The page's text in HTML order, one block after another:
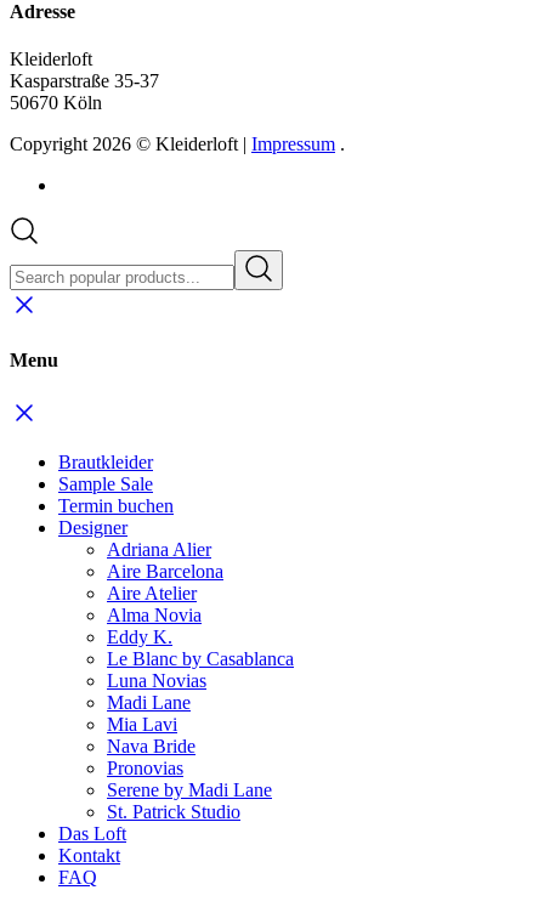
Adresse
Kleiderloft
Kasparstraße 35-37
50670 Köln
Copyright 2026 © Kleiderloft | Impressum .
Menu
Brautkleider
Sample Sale
Termin buchen
Designer
Adriana Alier
Aire Barcelona
Aire Atelier
Alma Novia
Eddy K.
Le Blanc by Casablanca
Luna Novias
Madi Lane
Mia Lavi
Nava Bride
Pronovias
Serene by Madi Lane
St. Patrick Studio
Das Loft
Kontakt
FAQ